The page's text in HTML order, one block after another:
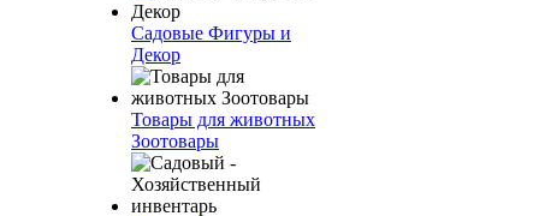
Садовые Фигуры и
Декор
Товары для животных
Зоотовары